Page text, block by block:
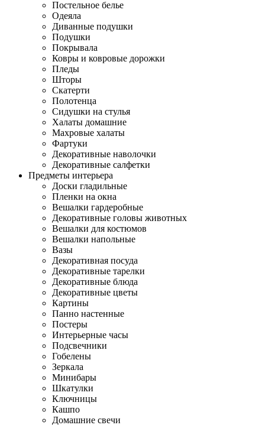
Постельное белье
Одеяла
Диванные подушки
Подушки
Покрывала
Ковры и ковровые дорожки
Пледы
Шторы
Скатерти
Полотенца
Сидушки на стулья
Халаты домашние
Махровые халаты
Фартуки
Декоративные наволочки
Декоративные салфетки
Предметы интерьера
Доски гладильные
Пленки на окна
Вешалки гардеробные
Декоративные головы животных
Вешалки для костюмов
Вешалки напольные
Вазы
Декоративная посуда
Декоративные тарелки
Декоративные блюда
Декоративные цветы
Картины
Панно настенные
Постеры
Интерьерные часы
Подсвечники
Гобелены
Зеркала
Минибары
Шкатулки
Ключницы
Кашпо
Домашние свечи